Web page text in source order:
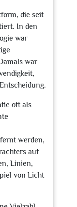
die seit
In den
war
war
oft als
werden,
auf
Linien,
von Licht